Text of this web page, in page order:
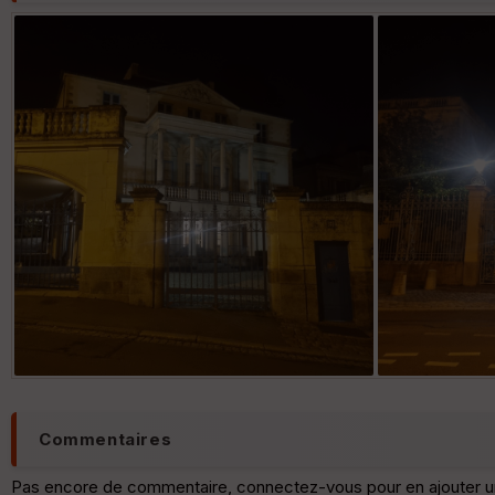
Commentaires
Pas encore de commentaire, connectez-vous pour en ajouter